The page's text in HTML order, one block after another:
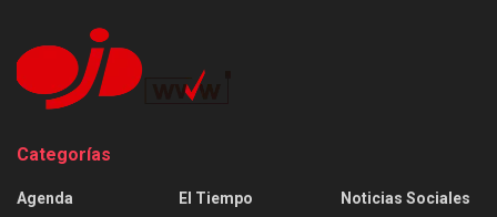
Categorías
Agenda
El Tiempo
Noticias Sociales